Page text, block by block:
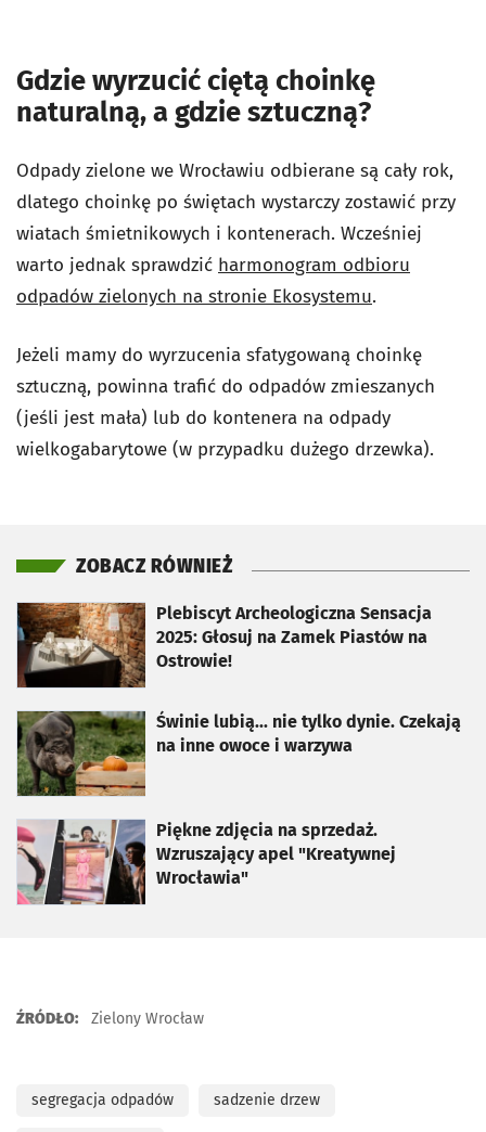
Gdzie wyrzucić ciętą choinkę
naturalną, a gdzie sztuczną?
Odpady zielone we Wrocławiu odbierane są cały rok,
dlatego choinkę po świętach wystarczy zostawić przy
wiatach śmietnikowych i kontenerach. Wcześniej
warto jednak sprawdzić harmonogram odbioru
odpadów zielonych na stronie Ekosystemu.
Jeżeli mamy do wyrzucenia sfatygowaną choinkę
sztuczną, powinna trafić do odpadów zmieszanych
(jeśli jest mała) lub do kontenera na odpady
wielkogabarytowe (w przypadku dużego drzewka).
ZOBACZ RÓWNIEŻ
Plebiscyt Archeologiczna Sensacja
2025: Głosuj na Zamek Piastów na
Ostrowie!
otworzy się w nowej karcie
Świnie lubią... nie tylko dynie. Czekają
na inne owoce i warzywa
otworzy się w nowej karcie
Piękne zdjęcia na sprzedaż.
Wzruszający apel "Kreatywnej
Wrocławia"
otworzy się w nowej karcie
ŹRÓDŁO: Zielony Wrocław
segregacja odpadów sadzenie drzew